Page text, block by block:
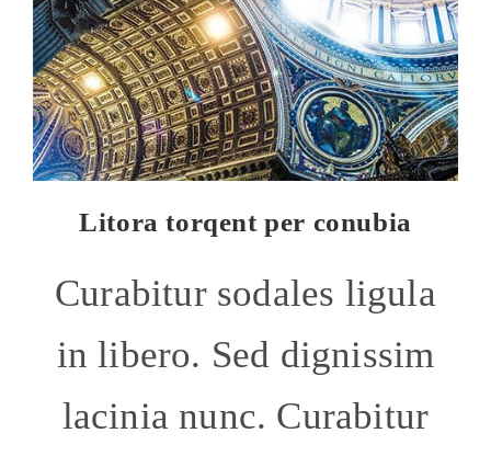
Litora torqent per conubia
Curabitur sodales ligula
in libero. Sed dignissim
lacinia nunc. Curabitur